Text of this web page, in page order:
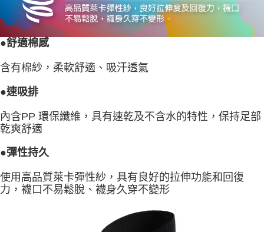
●舒適棉感
含有棉紗，柔軟舒適、吸汗透氣
●速吸排
內含PP 環保纖維，具有速乾及不含水的特性，保持足部
乾爽舒適
●彈性持久
使用高品質萊卡彈性紗，具有良好的拉伸功能和回復
力，襪口不易鬆脫、襪身久穿不變形